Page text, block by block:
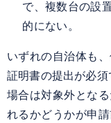
で、複数台の設
的にない。
いずれの自治体も
証明書の提出が必
場合は対象外とな
れるかどうかが申